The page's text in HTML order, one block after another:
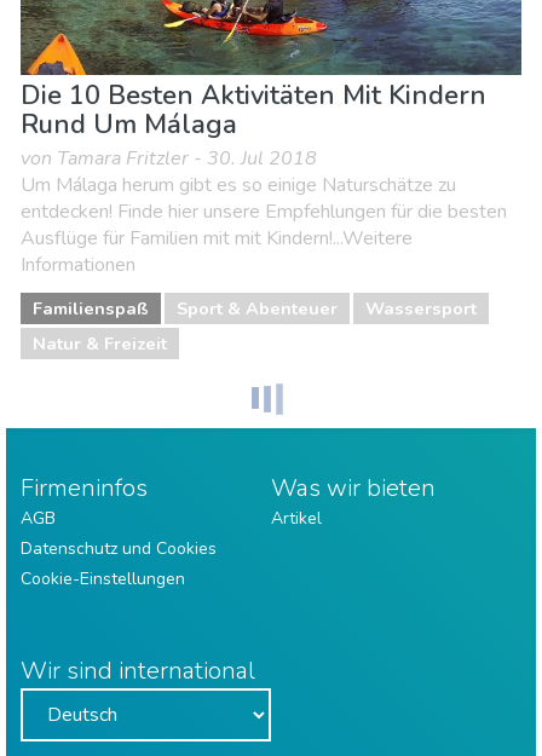
Die 10 Besten Aktivitäten Mit Kindern
Rund Um Málaga
von Tamara Fritzler - 30. Jul 2018
Um Málaga herum gibt es so einige Naturschätze zu
entdecken! Finde hier unsere Empfehlungen für die besten
Ausflüge für Familien mit mit Kindern!...Weitere
Informationen
Familienspaß Sport & Abenteuer
Wassersport
Natur & Freizeit
Firmeninfos
AGB
Datenschutz und Cookies
Cookie-Einstellungen
Was wir bieten
Artikel
Wir sind international